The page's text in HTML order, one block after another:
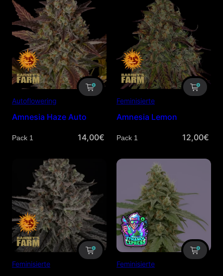
Autoflowering
Amnesia Haze Auto
Menge 14,00€
Feminisierte
Amnesia Lemon
Menge 12,00€
Feminisierte Feminisierte